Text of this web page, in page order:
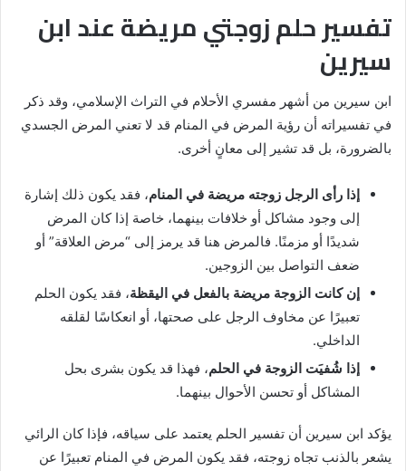
تفسير حلم زوجتي مريضة عند ابن
سيرين
ابن سيرين من أشهر مفسري الأحلام في التراث الإسلامي، وقد ذكر
في تفسيراته أن رؤية المرض في المنام قد لا تعني المرض الجسدي
بالضرورة، بل قد تشير إلى معانٍ أخرى.
إذا رأى الرجل زوجته مريضة في المنام، فقد يكون ذلك إشارة
إلى وجود مشاكل أو خلافات بينهما، خاصة إذا كان المرض
شديدًا أو مزمنًا. فالمرض هنا قد يرمز إلى “مرض العلاقة” أو
ضعف التواصل بين الزوجين.
إن كانت الزوجة مريضة بالفعل في اليقظة، فقد يكون الحلم
تعبيرًا عن مخاوف الرجل على صحتها، أو انعكاسًا لقلقه
الداخلي.
إذا شُفيَت الزوجة في الحلم، فهذا قد يكون بشرى بحل
المشاكل أو تحسن الأحوال بينهما.
يؤكد ابن سيرين أن تفسير الحلم يعتمد على سياقه، فإذا كان الرائي
يشعر بالذنب تجاه زوجته، فقد يكون المرض في المنام تعبيرًا عن